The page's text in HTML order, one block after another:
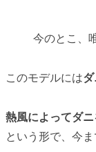
今のとこ、
このモデルには
熱風によってダ
という形で、今